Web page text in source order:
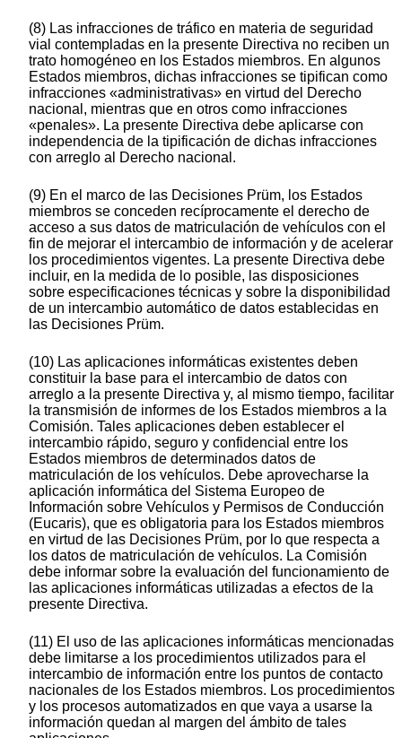
(8) Las infracciones de tráfico en materia de seguridad
vial contempladas en la presente Directiva no reciben un
trato homogéneo en los Estados miembros. En algunos
Estados miembros, dichas infracciones se tipifican como
infracciones «administrativas» en virtud del Derecho
nacional, mientras que en otros como infracciones
«penales». La presente Directiva debe aplicarse con
independencia de la tipificación de dichas infracciones
con arreglo al Derecho nacional.
(9) En el marco de las Decisiones Prüm, los Estados
miembros se conceden recíprocamente el derecho de
acceso a sus datos de matriculación de vehículos con el
fin de mejorar el intercambio de información y de acelerar
los procedimientos vigentes. La presente Directiva debe
incluir, en la medida de lo posible, las disposiciones
sobre especificaciones técnicas y sobre la disponibilidad
de un intercambio automático de datos establecidas en
las Decisiones Prüm.
(10) Las aplicaciones informáticas existentes deben
constituir la base para el intercambio de datos con
arreglo a la presente Directiva y, al mismo tiempo, facilitar
la transmisión de informes de los Estados miembros a la
Comisión. Tales aplicaciones deben establecer el
intercambio rápido, seguro y confidencial entre los
Estados miembros de determinados datos de
matriculación de los vehículos. Debe aprovecharse la
aplicación informática del Sistema Europeo de
Información sobre Vehículos y Permisos de Conducción
(Eucaris), que es obligatoria para los Estados miembros
en virtud de las Decisiones Prüm, por lo que respecta a
los datos de matriculación de vehículos. La Comisión
debe informar sobre la evaluación del funcionamiento de
las aplicaciones informáticas utilizadas a efectos de la
presente Directiva.
(11) El uso de las aplicaciones informáticas mencionadas
debe limitarse a los procedimientos utilizados para el
intercambio de información entre los puntos de contacto
nacionales de los Estados miembros. Los procedimientos
y los procesos automatizados en que vaya a usarse la
información quedan al margen del ámbito de tales